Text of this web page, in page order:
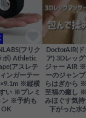
フリク
ボ) Athletic
アスレテ
ンガーテー
※縦横
い ※プレミ
ン ※予約も
OK
DoctorAIR(
ア) 3Dレッ
ジャー AIR
ーのジャン
らはぎから
至福の癒し
みほぐす気
下がった水